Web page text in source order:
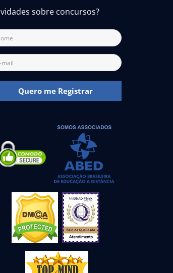
sobre concursos?
Quero me Registrar